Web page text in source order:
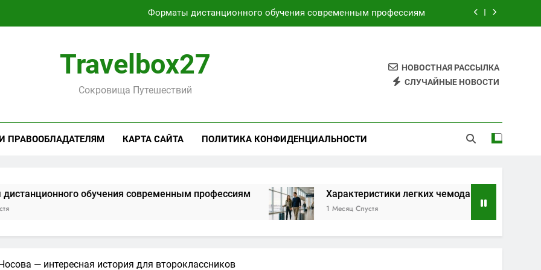
Характеристики легких чемоданов на колесах с амортизаторами для безопасных путешествий
Активный отдых на Байкале летом и зимой по индивидуальным маршрутам
Форматы дистанционного обучения современным профессиям
Характеристики легких чемоданов на колесах с амортизаторами для безопасных путешествий
Travelbox27
Сокровища Путешествий
НОВОСТНАЯ РАССЫЛКА
СЛУЧАЙНЫЕ НОВОСТИ
ПРАВООБЛАДАТЕЛЯМ КАРТА САЙТА ПОЛИТИКА КОНФИДЕНЦИАЛЬНОСТИ
обучения современным профессиям Характеристики легких чемоданов на колесах с
1 Месяц Спустя
— интересная история для второклассников